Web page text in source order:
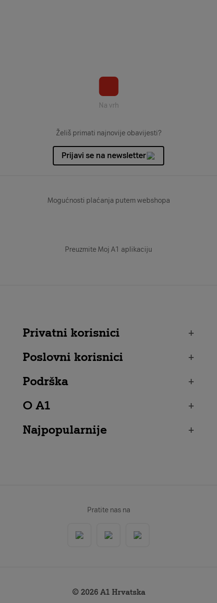
Na vrh
Želiš primati najnovije obavijesti?
Prijavi se na newsletter
Mogućnosti plaćanja putem webshopa
Preuzmite Moj A1 aplikaciju
Privatni korisnici
+
Poslovni korisnici
+
Podrška
+
O A1
+
Najpopularnije
+
Pratite nas na
© 2026 A1 Hrvatska